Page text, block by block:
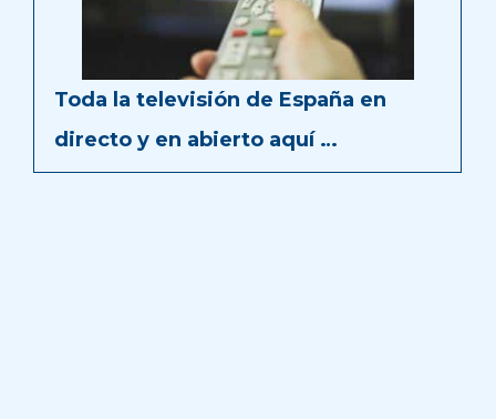
Toda la televisión de España en
directo y en abierto aquí …